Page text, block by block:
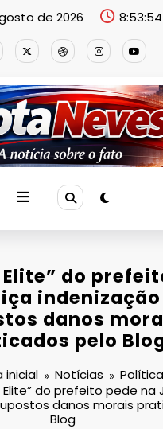
de 2026
do
danos
pelo
inicial Notícias
Política
Elite” do prefeito pede na
danos morais
Blog